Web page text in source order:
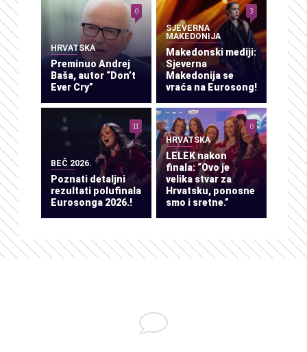
HRVATSKA
Preminuo Andrej
Baša, autor “Don’t
Ever Cry”
0
SJEVERNA
MAKEDONIJA
Makedonski mediji:
Sjeverna
Makedonija se
vraća na Eurosong!
3
BEČ 2026.
Poznati detaljni
rezultati polufinala
Eurosonga 2026.!
11
HRVATSKA
LELEK nakon
finala: “Ovo je
velika stvar za
Hrvatsku, ponosne
smo i sretne.”
0